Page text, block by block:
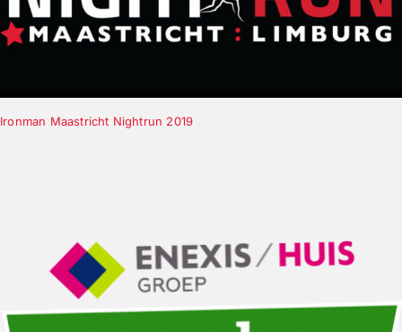
Ironman Maastricht Nightrun 2019